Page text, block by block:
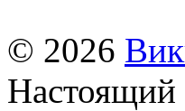
© 2026
Настоящий